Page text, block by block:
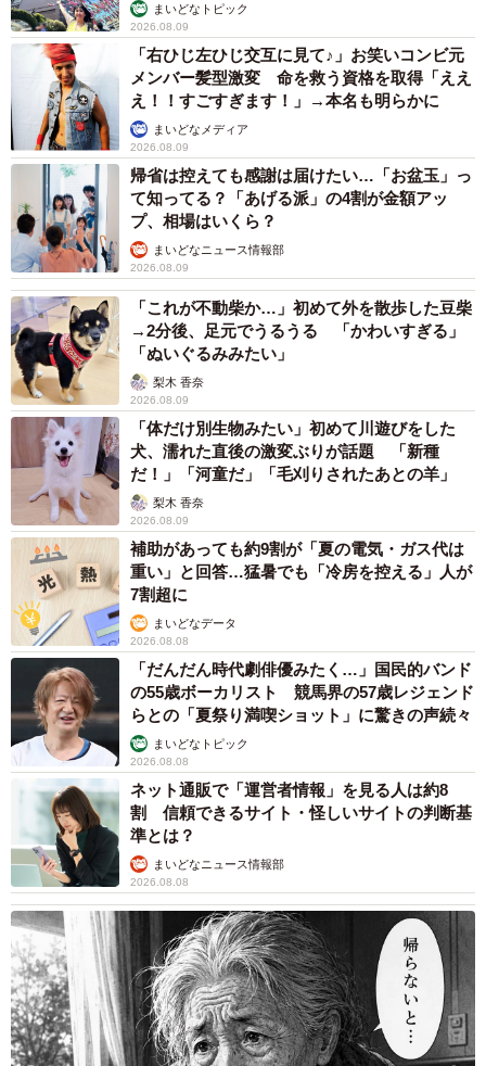
まいどなトピック
2026.08.09
「右ひじ左ひじ交互に見て♪」お笑いコンビ元
メンバー髪型激変 命を救う資格を取得「ええ
え！！すごすぎます！」→本名も明らかに
まいどなメディア
2026.08.09
帰省は控えても感謝は届けたい…「お盆玉」っ
て知ってる？「あげる派」の4割が金額アッ
プ、相場はいくら？
まいどなニュース情報部
2026.08.09
「これが不動柴か…」初めて外を散歩した豆柴
→2分後、足元でうるうる 「かわいすぎる」
「ぬいぐるみみたい」
梨木 香奈
2026.08.09
「体だけ別生物みたい」初めて川遊びをした
犬、濡れた直後の激変ぶりが話題 「新種
だ！」「河童だ」「毛刈りされたあとの羊」
梨木 香奈
2026.08.09
補助があっても約9割が「夏の電気・ガス代は
重い」と回答…猛暑でも「冷房を控える」人が
7割超に
まいどなデータ
2026.08.08
「だんだん時代劇俳優みたく…」国民的バンド
の55歳ボーカリスト 競馬界の57歳レジェンド
らとの「夏祭り満喫ショット」に驚きの声続々
まいどなトピック
2026.08.08
ネット通販で「運営者情報」を見る人は約8
割 信頼できるサイト・怪しいサイトの判断基
準とは？
まいどなニュース情報部
2026.08.08